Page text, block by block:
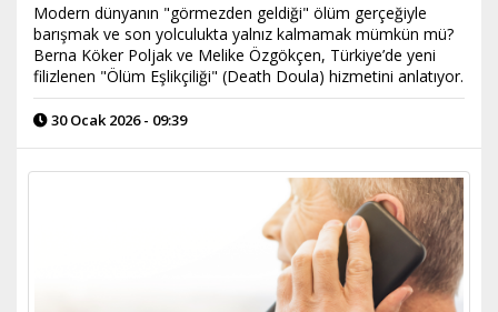
Modern dünyanın "görmezden geldiği" ölüm gerçeğiyle
barışmak ve son yolculukta yalnız kalmamak mümkün mü?
Berna Köker Poljak ve Melike Özgökçen, Türkiye’de yeni
filizlenen "Ölüm Eşlikçiliği" (Death Doula) hizmetini anlatıyor.
30 Ocak 2026 - 09:39